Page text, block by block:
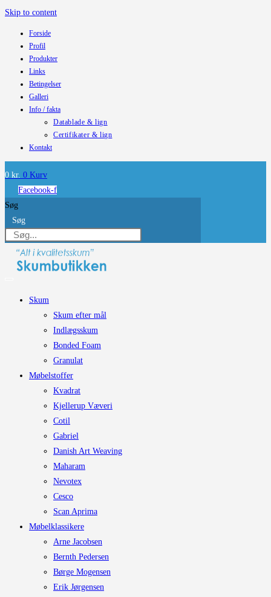
Skip to content
Forside
Profil
Produkter
Links
Betingelser
Galleri
Info / fakta
Datablade & lign
Certifikater & lign
Kontakt
0 kr. 0 Kurv
Facebook-f
Søg
Søg
Skum
Skum efter mål
Indlægsskum
Bonded Foam
Granulat
Møbelstoffer
Kvadrat
Kjellerup Væveri
Cotil
Gabriel
Danish Art Weaving
Maharam
Nevotex
Cesco
Scan Aprima
Møbelklassikere
Arne Jacobsen
Bernth Pedersen
Børge Mogensen
Erik Jørgensen